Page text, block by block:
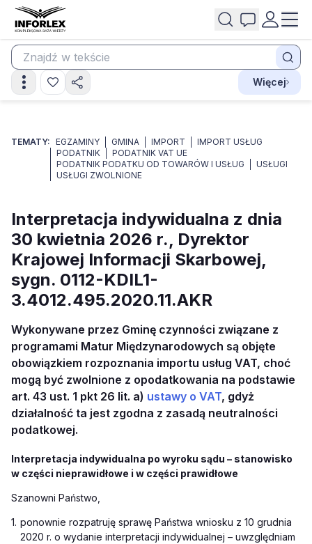
Więcej
TEMATY: EGZAMINY GMINA IMPORT
IMPORT USŁUG
PODATNIK
PODATNIK VAT UE
PODATNIK PODATKU OD TOWARÓW I USŁUG
USŁUGI
USŁUGI ZWOLNIONE
Interpretacja indywidualna z dnia
30 kwietnia 2026 r., Dyrektor
Krajowej Informacji Skarbowej,
sygn. 0112-KDIL1-
3.4012.495.2020.11.AKR
Wykonywane przez Gminę czynności związane z
programami Matur Międzynarodowych są objęte
obowiązkiem rozpoznania importu usług VAT, choć
mogą być zwolnione z opodatkowania na podstawie
art. 43 ust. 1 pkt 26 lit. a) ustawy o VAT, gdyż
działalność ta jest zgodna z zasadą neutralności
podatkowej.
Interpretacja indywidualna po wyroku sądu – stanowisko
w części nieprawidłowe i w części prawidłowe
Szanowni Państwo,
1. ponownie rozpatruję sprawę Państwa wniosku z 10 grudnia
2020 r. o wydanie interpretacji indywidualnej – uwzględniam